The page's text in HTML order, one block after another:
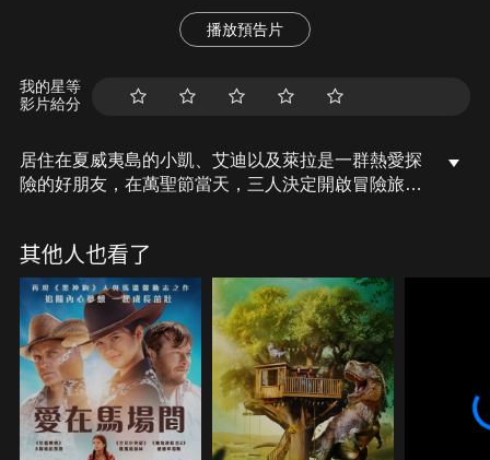
播放預告片
我的星等
影片給分
居住在夏威夷島的小凱、艾迪以及萊拉是一群熱愛探
險的好朋友，在萬聖節當天，三人決定開啟冒險旅
鳳梨頭怪獸的覺醒，島上瀰漫著邪惡力量，為了戰勝
邪惡，小凱、艾迪以及萊拉三人必須運用智慧和勇
氣，找到對抗怪獸的方法，保住美麗的家園！
其他人也看了